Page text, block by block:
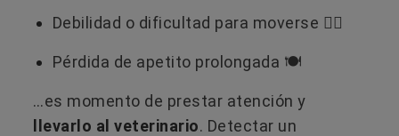
Debilidad o dificultad para moverse 🚶‍♂️
Pérdida de apetito prolongada 🍽️
…es momento de prestar atención y
llevarlo al veterinario. Detectar un